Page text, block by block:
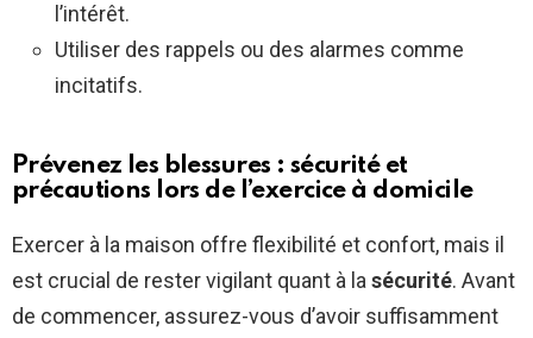
l’intérêt.
Utiliser des rappels ou des alarmes comme
incitatifs.
Prévenez les blessures : sécurité et
précautions lors de l’exercice à domicile
Exercer à la maison offre flexibilité et confort, mais il
est crucial de rester vigilant quant à la sécurité. Avant
de commencer, assurez-vous d’avoir suffisamment